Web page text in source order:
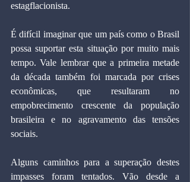
estagflacionista.
É difícil imaginar que um país como o Brasil
possa suportar esta situação por muito mais
tempo. Vale lembrar que a primeira metade
da década também foi marcada por crises
econômicas, que resultaram no
empobrecimento crescente da população
brasileira e no agravamento das tensões
sociais.
Alguns caminhos para a superação destes
impasses foram tentados. Vão desde a